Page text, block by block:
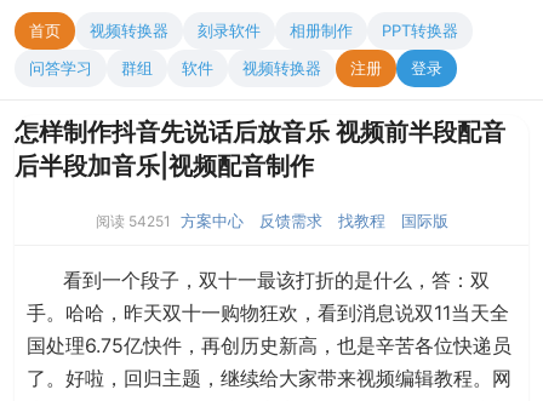
首页 视频转换器 刻录软件 相册制作
PPT转换器
问答学习
群组 软件 视频转换器 注册 登录
怎样制作抖音先说话后放音乐 视频前半段配音
后半段加音乐|视频配音制作
阅读 54251 方案中心 反馈需求 找教程 国际版
看到一个段子，双十一最该打折的是什么，答：双
手。哈哈，昨天双十一购物狂欢，看到消息说双11当天全
国处理6.75亿快件，再创历史新高，也是辛苦各位快递员
了。好啦，回归主题，继续给大家带来视频编辑教程。网